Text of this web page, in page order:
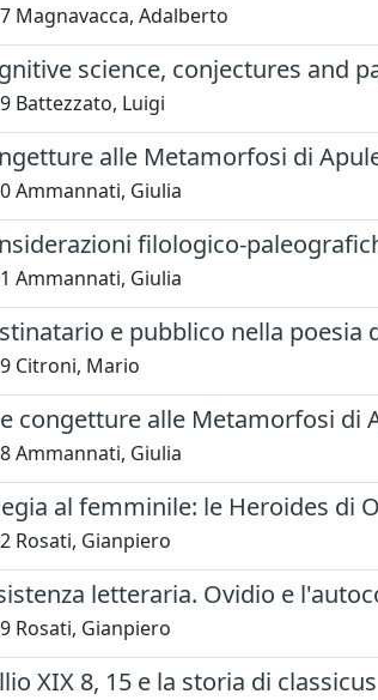
Magnavacca, Adalberto
science, conjectures and
Battezzato, Luigi
alle Metamorfosi di
Ammannati, Giulia
filologico-
Ammannati, Giulia
e pubblico nella poesia
Citroni, Mario
congetture alle Metamorfosi di
Ammannati, Giulia
al femminile: le Heroides di
Rosati, Gianpiero
letteraria. Ovidio e
Rosati, Gianpiero
XIX 8, 15 e la storia di classicus